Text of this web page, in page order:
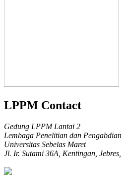
LPPM Contact
Gedung LPPM Lantai 2
Lembaga Penelitian dan
Universitas Sebelas Maret
Jl. Ir. Sutami 36A, Kentingan,